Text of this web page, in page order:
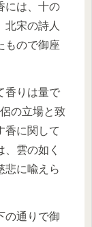
には、十の
北宋の詩人
もので御座
香りは量で
の立場と致
香に関して
雲の如く
悲に喩えら
の通りで御